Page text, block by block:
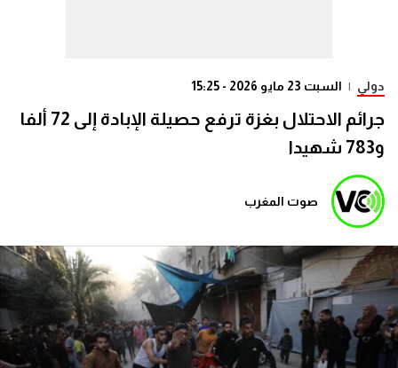
دولي | السبت 23 مايو 2026 - 15:25
جرائم الاحتلال بغزة ترفع حصيلة الإبادة إلى 72 ألفا
و783 شهيدا
صوت المغرب